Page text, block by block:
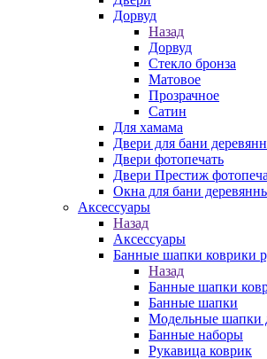
Дорвуд
Назад
Дорвуд
Стекло бронза
Матовое
Прозрачное
Сатин
Для хамама
Двери для бани
Двери фотопечать
Двери Престиж
Окна для бани
Аксессуары
Назад
Аксессуары
Банные шапки коврики
Назад
Банные шапки
Банные шапки
Модельные шапки
Банные наборы
Рукавица коврик